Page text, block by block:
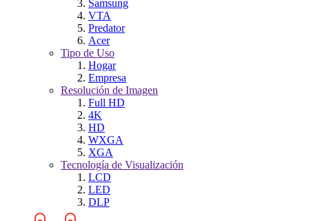
Samsung
VTA
Predator
Acer
Tipo de Uso
Hogar
Empresa
Resolución de Imagen
Full HD
4K
HD
WXGA
XGA
Tecnología de Visualización
LCD
LED
DLP